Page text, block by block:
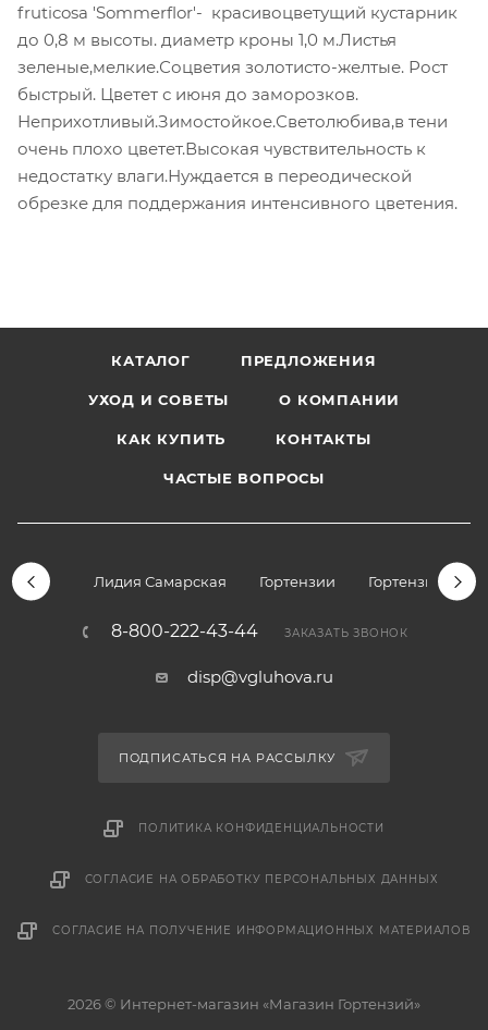
fruticosa 'Sommerflor'- красивоцветущий кустарник
до 0,8 м высоты. диаметр кроны 1,0 м.Листья
зеленые,мелкие.Соцветия золотисто-желтые. Рост
быстрый. Цветет с июня до заморозков.
Неприхотливый.Зимостойкое.Светолюбива,в тени
очень плохо цветет.Высокая чувствительность к
недостатку влаги.Нуждается в переодической
обрезке для поддержания интенсивного цветения.
КАТАЛОГ ПРЕДЛОЖЕНИЯ
УХОД И СОВЕТЫ О КОМПАНИИ
КАК КУПИТЬ КОНТАКТЫ
ЧАСТЫЕ ВОПРОСЫ
Лидия Самарская Гортензии Гортензии
8-800-222-43-44 ЗАКАЗАТЬ ЗВОНОК
disp@vgluhova.ru
ПОДПИСАТЬСЯ НА РАССЫЛКУ
ПОЛИТИКА КОНФИДЕНЦИАЛЬНОСТИ
СОГЛАСИЕ НА ОБРАБОТКУ ПЕРСОНАЛЬНЫХ ДАННЫХ
СОГЛАСИЕ НА ПОЛУЧЕНИЕ ИНФОРМАЦИОННЫХ МАТЕРИАЛОВ
2026 © Интернет-магазин «Магазин Гортензий»